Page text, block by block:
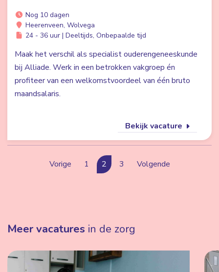
Nog 10 dagen
Heerenveen, Wolvega
24 - 36 uur | Deeltijds, Onbepaalde tijd
Maak het verschil als specialist ouderengeneeskunde
bij Alliade. Werk in een betrokken vakgroep én
profiteer van een welkomstvoordeel van één bruto
maandsalaris.
Bekijk vacature
Vorige 1 2 3 Volgende
Meer vacatures in de zorg